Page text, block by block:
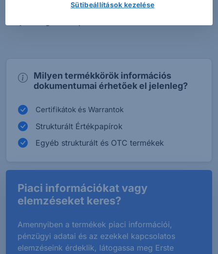
mértékben tájékozottak az adott termék
Milyen termékkörök információs
dokumentumai érhetőek el jelenleg?
Certifikátok és Warrantok
Strukturált Értékpapírok
Egyéb strukturált és OTC termékek
Piaci információkat vagy
elemzéseket keres?
Amennyiben a termékek piaci információi,
pénzügyi adatai és az ezekkel kapcsolatos
elemzéseink érdeklik, látogassa meg Erste
Sütibeállítások kezelése